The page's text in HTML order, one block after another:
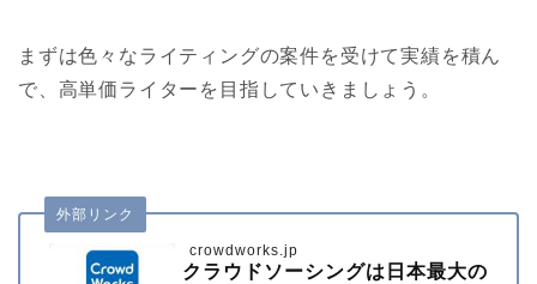
まずは色々なライティングの案件を受けて実績を積ん
で、高単価ライターを目指していきましょう。
crowdworks.jp
外部リンク
クラウドソーシングは日本最大の